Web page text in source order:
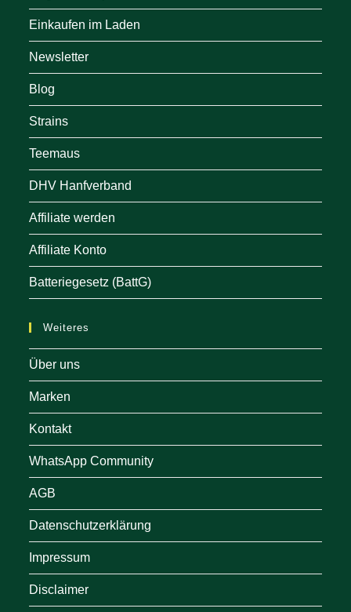
Einkaufen im Laden
Newsletter
Blog
Strains
Teemaus
DHV Hanfverband
Affiliate werden
Affiliate Konto
Batteriegesetz (BattG)
Weiteres
Über uns
Marken
Kontakt
WhatsApp Community
AGB
Datenschutzerklärung
Impressum
Disclaimer